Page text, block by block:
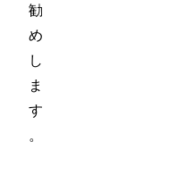
勧
め
し
ま
す
。